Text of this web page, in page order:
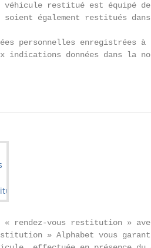
véhicule restitué est équipé
soient également restitués
personnelles enregistrées
indications données dans la
« rendez-vous restitution »
» Alphabet vous